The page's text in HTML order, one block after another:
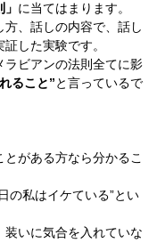
に当てはまります。
方、話しの内容で、話し
した実験です。
ラビアンの法則全てに影
ること”と言っているで
がある方なら分かるこ
の私はイケている”とい
いに気合を入れていな